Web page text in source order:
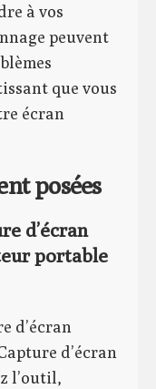
à vos
peuvent
que vous
écran
posées
d’écran
portable
d’écran
d’écran
l’outil,